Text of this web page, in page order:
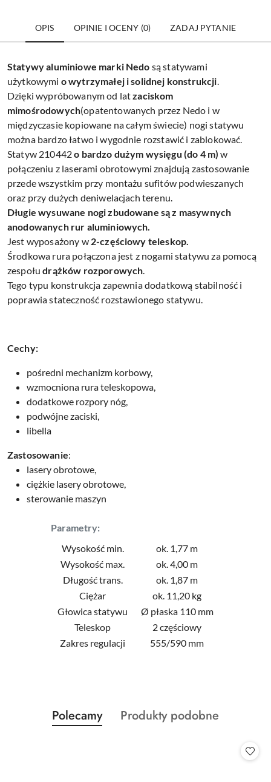
OPIS OPINIE I OCENY (0) ZADAJ PYTANIE
Statywy aluminiowe marki Nedo są statywami
użytkowymi o wytrzymałej i solidnej konstrukcji
Dzięki wypróbowanym od latzaciskom
mimośrodowych(opatentowanych przez Nedo i w
międzyczasie kopiowane na całym świecie) nogi statywu
można bardzo łatwo i wygodnie rozstawić i zablokować.
Statyw 210442o bardzo dużym wysięgu (do 4 m) w
połączeniu z laserami obrotowymi znajdują zastosowanie
przede wszystkim przy montażu sufitów podwieszanych
oraz przy dużych deniwelacjach terenu.
Długie wysuwane nogi zbudowane są z masywnych
anodowanych rur aluminiowych.
Jest wyposażony w 2-częściowy teleskop.
Środkowa rura połączona jest z nogami statywu za pomocą
zespołudrążków rozporowych
Tego typu konstrukcja zapewnia dodatkową stabilność i
poprawia stateczność rozstawionego statywu.
Cechy:
pośredni mechanizm korbowy,
wzmocniona rura teleskopowa,
dodatkowe rozpory nóg,
podwójne zaciski,
libella
Zastosowanie:
lasery obrotowe,
ciężkie lasery obrotowe,
sterowanie maszyn
Parametry:
Wysokość min.
ok. 1,77 m
Wysokość max.
ok. 4,00 m
Długość trans.
ok. 1,87 m
Ciężar
ok. 11,20 kg
Głowica statywu
Ø płaska 110 mm
Teleskop
2 częściowy
Zakres regulacji
555/590 mm
Pomiń karuzelę produktów
Produkty
o
Polecamy
Produkty
Produkty podobne